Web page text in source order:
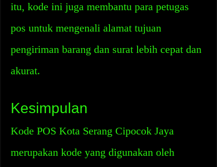
itu, kode ini juga membantu para petugas
pos untuk mengenali alamat tujuan
pengiriman barang dan surat lebih cepat dan
akurat.
Kesimpulan
Kode POS Kota Serang Cipocok Jaya
merupakan kode yang digunakan oleh